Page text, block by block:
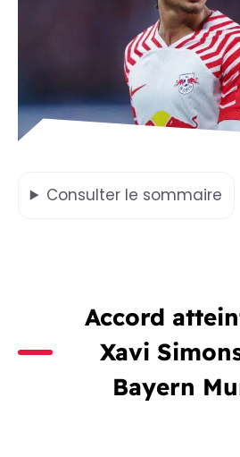
Consulter le sommaire
Accord
Xavi
Bayern